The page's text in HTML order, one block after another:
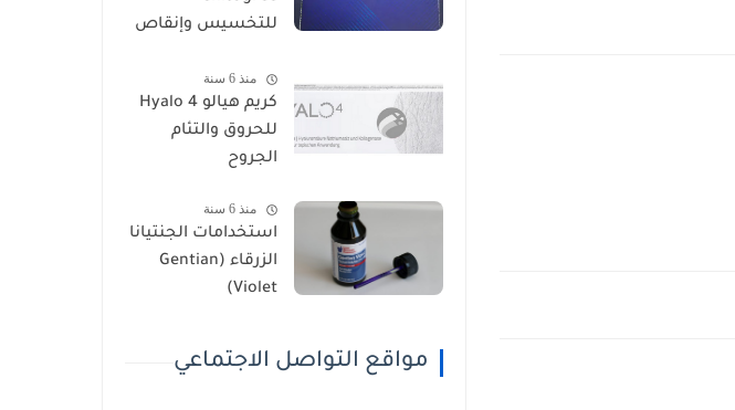
للتخسيس وإنقاص
منذ 6 سنة
كريم هيالو 4 Hyalo
للحروق والتئام
الجروح
منذ 6 سنة
استخدامات الجنتيانا
الزرقاء (Gentian
Violet)
مواقع التواصل الاجتماعي